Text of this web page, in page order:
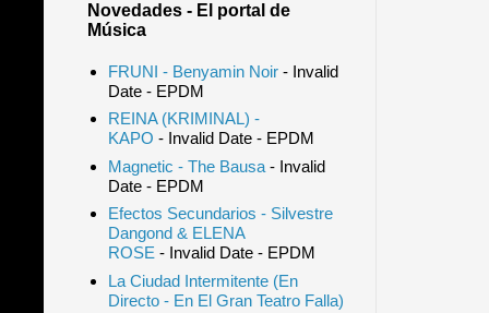
Novedades - El portal de
Música
FRUNI - Benyamin Noir- Invalid
Date- EPDM
REINA (KRIMINAL) -
KAPO - Invalid Date- EPDM
Magnetic - The Bausa- Invalid
Date- EPDM
Efectos Secundarios - Silvestre
Dangond & ELENA
ROSE - Invalid Date- EPDM
La Ciudad Intermitente (En
Directo - En El Gran Teatro Falla)